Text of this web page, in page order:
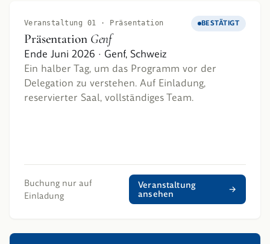
Veranstaltung 01 · Präsentation BESTÄTIGT
Präsentation Genf
Ende Juni 2026 · Genf, Schweiz
Ein halber Tag, um das Programm vor der
Delegation zu verstehen. Auf Einladung,
reservierter Saal, vollständiges Team.
Buchung nur auf
Einladung
Veranstaltung
ansehen